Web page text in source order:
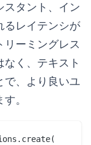
スタント、イン
るレイテンシが
ーミングレス
く、テキスト
で、より良いユ
。